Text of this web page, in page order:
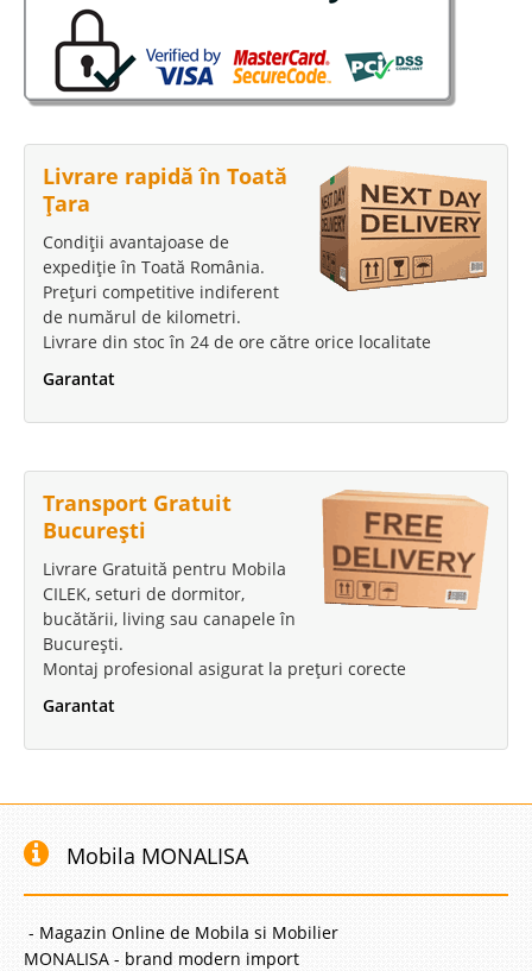
In Stoc
Vezi Detalii
-36%
Saltea pat Copii Ortopedica
BAMBOO+ Cilek Antialergica❤️
HR Antialergica❤️toate dimensiunile 60x120x8cm / 70x130x8cm /
70x140x8cm / 75x160x13cm / 80x177x13cm / 90x180x19cm /
90x190x16cm / 90x190x19cm / 90x200x13cm / 90x200x16cm /
90x200x19cm / 100x190x19cm / 100x200x..
Compara
181 Lei
Vezi Detalii
-39%
Livrare rapidă în Toată
Țara
Condiții avantajoase de
expediție în Toată România.
Prețuri competitive indiferent
de numărul de kilometri.
Livrare din stoc în 24 de ore către orice localitate
Garantat
Transport Gratuit
București
Livrare Gratuită pentru Mobila
CILEK, seturi de dormitor,
bucătării, living sau canapele în
București.
Montaj profesional asigurat la prețuri corecte
Garantat
Mobila MONALISA
- Magazin Online de Mobila si Mobilier
MONALISA - brand modern import